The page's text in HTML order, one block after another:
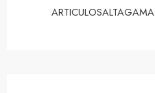
ARTICULOSALTAGAMA